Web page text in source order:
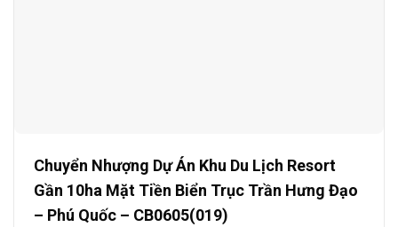
Chuyển Nhượng Dự Án Khu Du Lịch Resort
Gần 10ha Mặt Tiền Biển Trục Trần Hưng Đạo
– Phú Quốc – CB0605(019)